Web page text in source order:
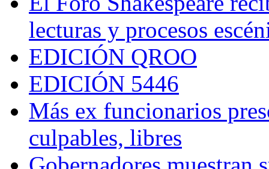
lecturas y procesos
EDICIÓN QROO
EDICIÓN 5446
Más ex funcionarios
culpables, libres